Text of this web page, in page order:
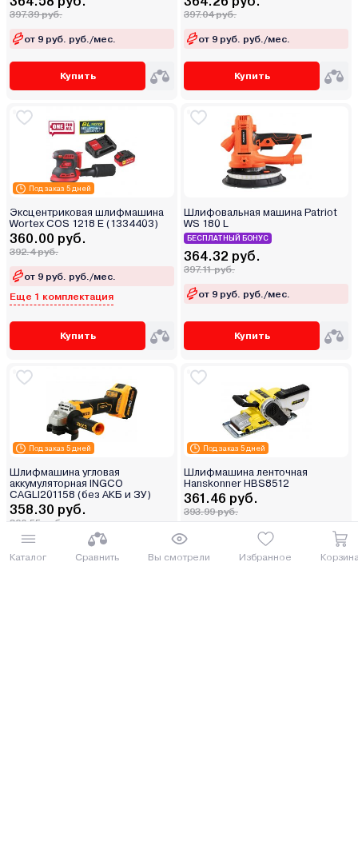
Каталог Сравнить Вы смотрели Избранное
397.39 руб.
от 9 руб. руб./мес.
Купить
397.04 руб.
от 9 руб. руб./мес.
Купить
Под заказ 5 дней
Эксцентриковая шлифмашина
Wortex COS 1218 E (1334403)
360.00 руб.
392.4 руб.
от 9 руб. руб./мес.
Еще 1 комплектация
Купить
Шлифовальная машина Patriot
WS 180 L
БЕСПЛАТНЫЙ БОНУС
364.32 руб.
397.11 руб.
от 9 руб. руб./мес.
Купить
Под заказ 5 дней
Шлифмашина угловая
аккумуляторная INGCO
CAGLI201158 (без АКБ и ЗУ)
358.30 руб.
390.55 руб.
от 9 руб. руб./мес.
Под заказ 5 дней
Шлифмашина ленточная
Hanskonner HBS8512
361.46 руб.
393.99 руб.
от 9 руб. руб./мес.